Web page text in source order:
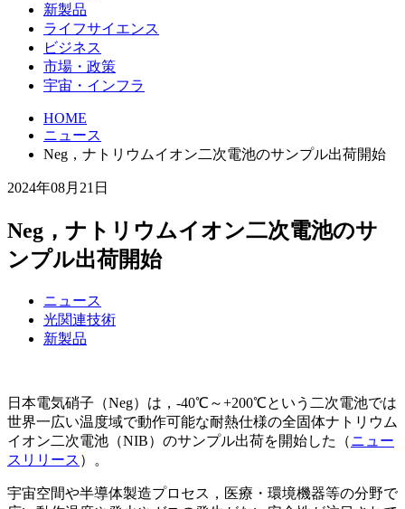
新製品
ライフサイエンス
ビジネス
市場・政策
宇宙・インフラ
HOME
ニュース
Neg，ナトリウムイオン二次電池のサンプル出荷開始
2024年08月21日
Neg，ナトリウムイオン二次電池のサ
ンプル出荷開始
ニュース
光関連技術
新製品
日本電気硝子（Neg）は，-40℃～+200℃という二次電池では
世界一広い温度域で動作可能な耐熱仕様の全固体ナトリウム
イオン二次電池（NIB）のサンプル出荷を開始した（ニュー
スリリース ）。
宇宙空間や半導体製造プロセス，医療・環境機器等の分野で